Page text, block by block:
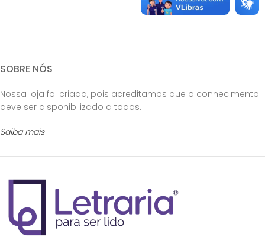
SOBRE NÓS
Nossa loja foi criada, pois acreditamos que o conhecimento
deve ser disponibilizado a todos.
Saiba mais